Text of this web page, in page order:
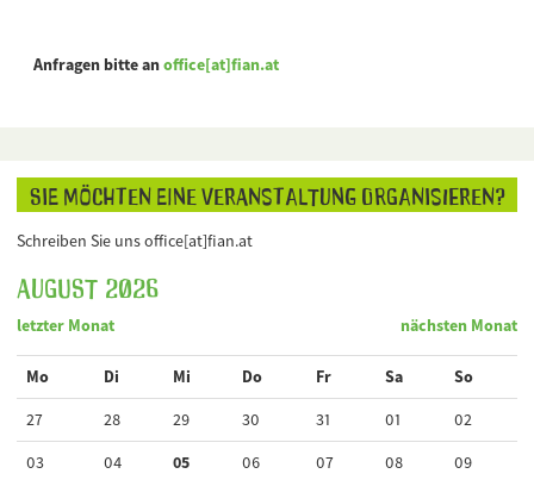
Anfragen bitte anoffice[at]fian.at
Sie möchten eine Veranstaltung organisieren?
Schreiben Sie uns office[at]fian.at
August 2026
letzter Monat nächsten Monat
Mo Di Mi Do Fr Sa
So
27
28 29 30 31 01
02
03
04 05 06 07 08
09